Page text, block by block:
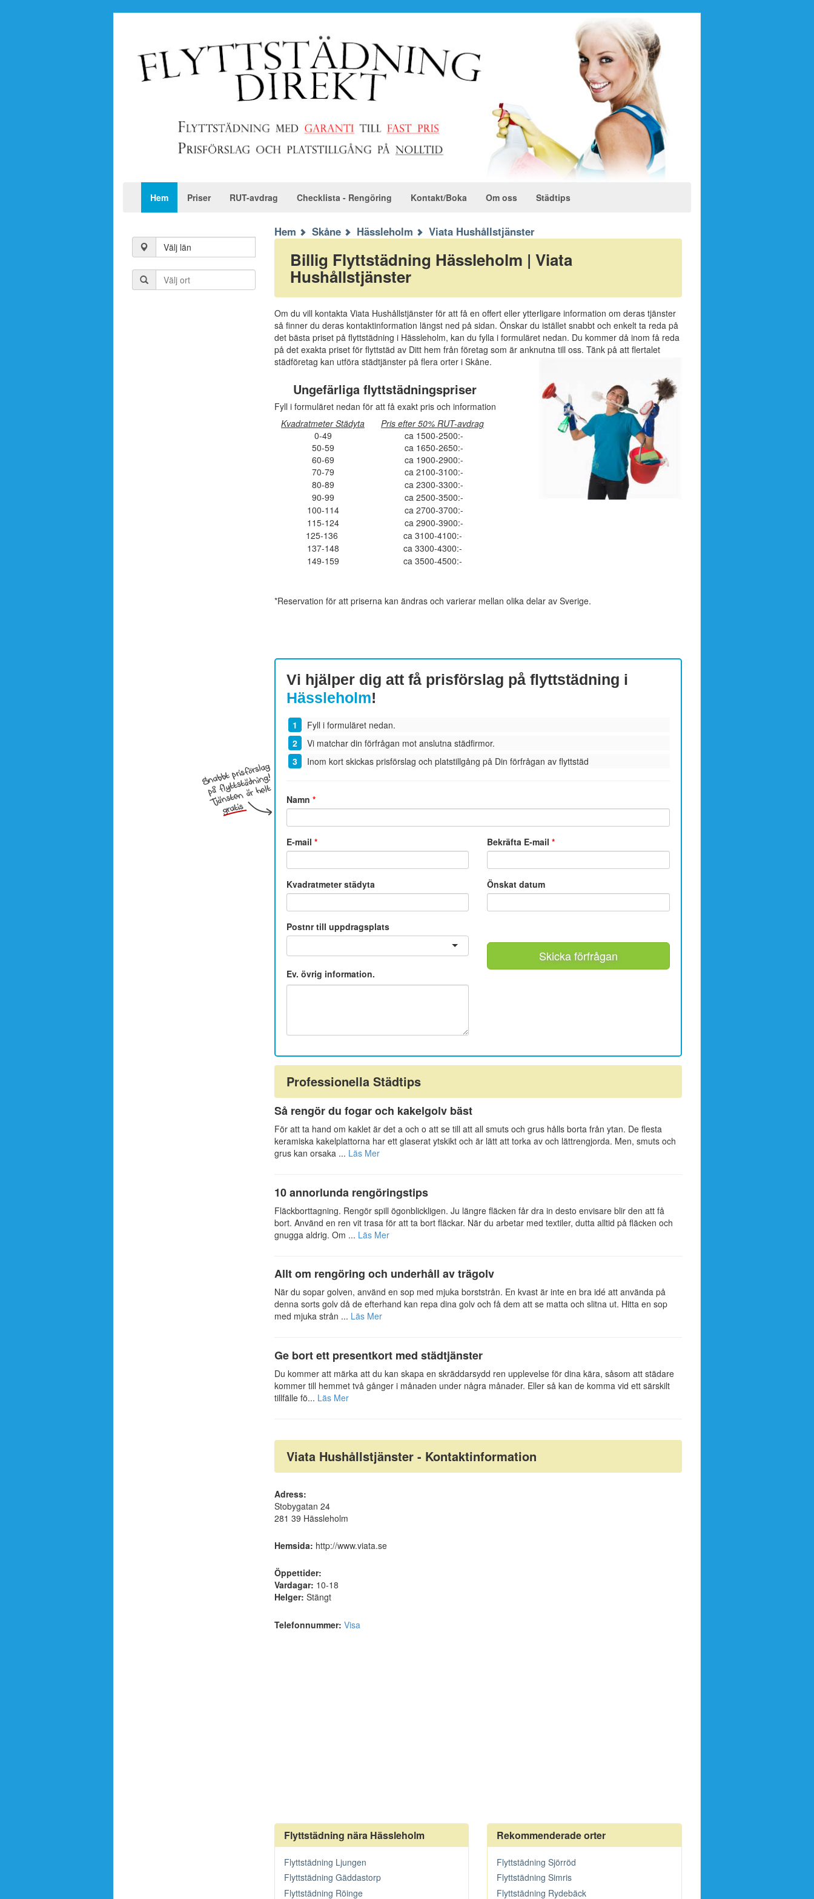
Hem Priser RUT-avdrag Checklista - Rengöring Kontakt/Boka Om oss Städtips
Välj län
Hem Skåne Hässleholm Viata Hushållstjänster
Billig Flyttstädning Hässleholm | Viata
Hushållstjänster
Om du vill kontakta Viata Hushållstjänster för att få en offert eller ytterligare information om deras tjänster
så finner du deras kontaktinformation längst ned på sidan. Önskar du istället snabbt och enkelt ta reda på
det bästa priset på flyttstädning i Hässleholm, kan du fylla i formuläret nedan. Du kommer då inom få reda
på det exakta priset för flyttstäd av Ditt hem från företag som är anknutna till oss. Tänk på att flertalet
städföretag kan utföra städtjänster på flera orter i Skåne.
Ungefärliga flyttstädningspriser
Fyll i formuläret nedan för att få exakt pris och information
Kvadratmeter Städyta
Pris efter 50% RUT-avdrag
0-49
ca 1500-2500:-
50-59
ca 1650-2650:-
60-69
ca 1900-2900:-
70-79
ca 2100-3100:-
80-89
ca 2300-3300:-
90-99
ca 2500-3500:-
100-114
ca 2700-3700:-
115-124
ca 2900-3900:-
125-136
ca 3100-4100:-
137-148
ca 3300-4300:-
149-159
ca 3500-4500:-
*Reservation för att priserna kan ändras och varierar mellan olika delar av Sverige.
Vi hjälper dig att få prisförslag på flyttstädning i
Hässleholm!
Fyll i formuläret nedan.
Vi matchar din förfrågan mot anslutna städfirmor.
Inom kort skickas prisförslag och platstillgång på Din förfrågan av flyttstäd
Namn *
E-mail * Bekräfta E-mail*
Kvadratmeter städyta Önskat datum
Postnr till uppdragsplats
Ev. övrig information.
Skicka förfrågan
Professionella Städtips
Så rengör du fogar och kakelgolv bäst
För att ta hand om kaklet är det a och o att se till att all smuts och grus hålls borta från ytan. De flesta
keramiska kakelplattorna har ett glaserat ytskikt och är lätt att torka av och lättrengjorda. Men, smuts och
grus kan orsaka ... Läs Mer
10 annorlunda rengöringstips
Fläckborttagning. Rengör spill ögonblickligen. Ju längre fläcken får dra in desto envisare blir den att få
bort. Använd en ren vit trasa för att ta bort fläckar. När du arbetar med textiler, dutta alltid på fläcken och
gnugga aldrig. Om ... Läs Mer
Allt om rengöring och underhåll av trägolv
När du sopar golven, använd en sop med mjuka borststrån. En kvast är inte en bra idé att använda på
denna sorts golv då de efterhand kan repa dina golv och få dem att se matta och slitna ut. Hitta en sop
med mjuka strån ... Läs Mer
Ge bort ett presentkort med städtjänster
Du kommer att märka att du kan skapa en skräddarsydd ren upplevelse för dina kära, såsom att städare
kommer till hemmet två gånger i månaden under några månader. Eller så kan de komma vid ett särskilt
tillfälle fö... Läs Mer
Viata Hushållstjänster - Kontaktinformation
Adress:
Stobygatan 24
281 39 Hässleholm
Hemsida: http://www.viata.se
Öppettider:
Vardagar: 10-18
Helger: Stängt
Telefonnummer: Visa
Flyttstädning nära Hässleholm
Flyttstädning Ljungen
Flyttstädning Gäddastorp
Flyttstädning Röinge
Rekommenderade orter
Flyttstädning Sjörröd
Flyttstädning Simris
Flyttstädning Rydebäck